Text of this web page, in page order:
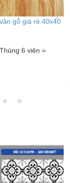
25x40 TP-
10 viên = 1m2